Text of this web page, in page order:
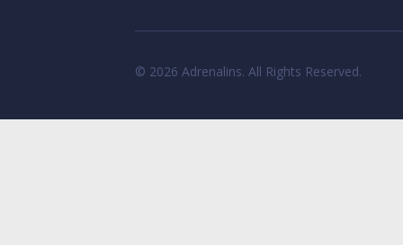
© 2026 Adrenalins. All Rights Reserved.